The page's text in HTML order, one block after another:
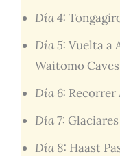
Día 4:
Día 5: Vuelta a
Waitomo
Día 6: Recorrer
Día 7:
Día 8: Haast